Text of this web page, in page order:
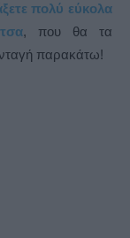
πολύ εύκολα
, που θα τα
παρακάτω!